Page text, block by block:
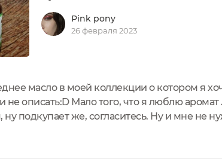
Pink pony
26 февраля 2023
масло в моей коллекции о котором я
описать:D Мало того, что я люблю аромат
подкупает же, согласитесь. Ну и мне не